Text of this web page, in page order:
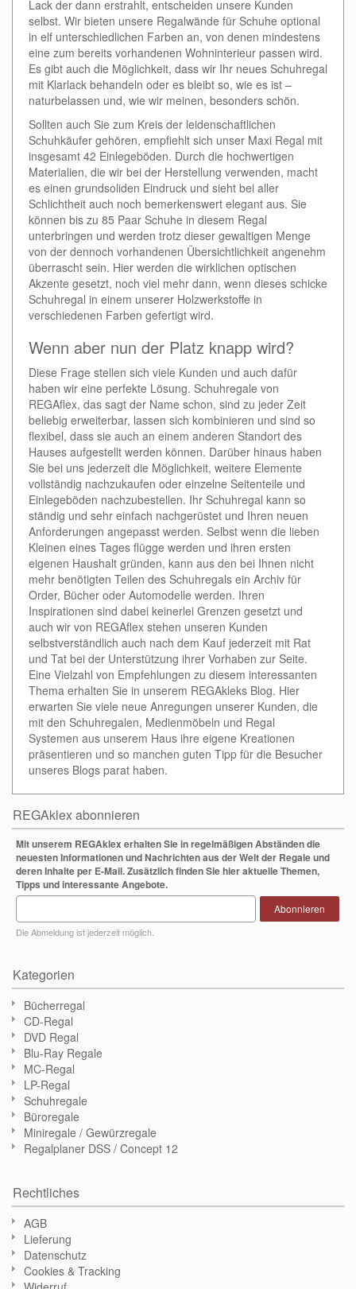
Lack der dann erstrahlt, entscheiden unsere Kunden
selbst. Wir bieten unsere Regalwände für Schuhe optional
in elf unterschiedlichen Farben an, von denen mindestens
eine zum bereits vorhandenen Wohninterieur passen wird.
Es gibt auch die Möglichkeit, dass wir Ihr neues Schuhregal
mit Klarlack behandeln oder es bleibt so, wie es ist –
naturbelassen und, wie wir meinen, besonders schön.
Sollten auch Sie zum Kreis der leidenschaftlichen
Schuhkäufer gehören, empfiehlt sich unser Maxi Regal mit
insgesamt 42 Einlegeböden. Durch die hochwertigen
Materialien, die wir bei der Herstellung verwenden, macht
es einen grundsoliden Eindruck und sieht bei aller
Schlichtheit auch noch bemerkenswert elegant aus. Sie
können bis zu 85 Paar Schuhe in diesem Regal
unterbringen und werden trotz dieser gewaltigen Menge
von der dennoch vorhandenen Übersichtlichkeit angenehm
überrascht sein. Hier werden die wirklichen optischen
Akzente gesetzt, noch viel mehr dann, wenn dieses schicke
Schuhregal in einem unserer Holzwerkstoffe in
verschiedenen Farben gefertigt wird.
Wenn aber nun der Platz knapp wird?
Diese Frage stellen sich viele Kunden und auch dafür
haben wir eine perfekte Lösung. Schuhregale von
REGAflex, das sagt der Name schon, sind zu jeder Zeit
beliebig erweiterbar, lassen sich kombinieren und sind so
flexibel, dass sie auch an einem anderen Standort des
Hauses aufgestellt werden können. Darüber hinaus haben
Sie bei uns jederzeit die Möglichkeit, weitere Elemente
vollständig nachzukaufen oder einzelne Seitenteile und
Einlegeböden nachzubestellen. Ihr Schuhregal kann so
ständig und sehr einfach nachgerüstet und Ihren neuen
Anforderungen angepasst werden. Selbst wenn die lieben
Kleinen eines Tages flügge werden und ihren ersten
eigenen Haushalt gründen, kann aus den bei Ihnen nicht
mehr benötigten Teilen des Schuhregals ein Archiv für
Order, Bücher oder Automodelle werden. Ihren
Inspirationen sind dabei keinerlei Grenzen gesetzt und
auch wir von REGAflex stehen unseren Kunden
selbstverständlich auch nach dem Kauf jederzeit mit Rat
und Tat bei der Unterstützung ihrer Vorhaben zur Seite.
Eine Vielzahl von Empfehlungen zu diesem interessanten
Thema erhalten Sie in unserem REGAkleks Blog. Hier
erwarten Sie viele neue Anregungen unserer Kunden, die
mit den Schuhregalen, Medienmöbeln und Regal
Systemen aus unserem Haus ihre eigene Kreationen
präsentieren und so manchen guten Tipp für die Besucher
unseres Blogs parat haben.
REGAklex abonnieren
Mit unserem REGAklex erhalten Sie in regelmäßigen Abständen die
neuesten Informationen und Nachrichten aus der Welt der Regale und
deren Inhalte per E-Mail. Zusätzlich finden Sie hier aktuelle Themen,
Tipps und interessante Angebote.
Die Abmeldung ist jederzeit möglich.
Abonnieren
Kategorien
Bücherregal
CD-Regal
DVD Regal
Blu-Ray Regale
MC-Regal
LP-Regal
Schuhregale
Büroregale
Miniregale / Gewürzregale
Regalplaner DSS / Concept 12
Rechtliches
AGB
Lieferung
Datenschutz
Cookies & Tracking